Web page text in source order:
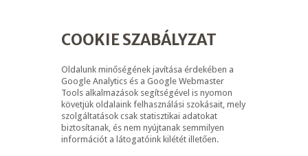
COOKIE SZABÁLYZAT
Oldalunk minőségének javítása érdekében a
Google Analytics és a Google Webmaster
Tools alkalmazások segítségével is nyomon
követjük oldalaink felhasználási szokásait, mely
szolgáltatások csak statisztikai adatokat
biztosítanak, és nem nyújtanak semmilyen
információt a látogatóink kilétét illetően.